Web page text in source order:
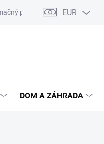
poriadok Reklamačný
EUR
DOM A ZÁHRADA